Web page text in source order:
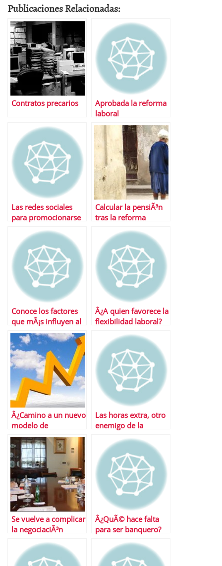
Publicaciones Relacionadas:
Contratos precarios
Aprobada la reforma
laboral
Las redes sociales
para promocionarse
Calcular la pensiÃ³n
tras la reforma
Conoce los factores
que mÃ¡s influyen al
calcular la jubilaciÃ³n
Â¿A quien favorece la
flexibilidad laboral?
Â¿Camino a un nuevo
modelo de
actualizacion salarial?
Las horas extra, otro
enemigo de la
Se vuelve a complicar
la negociaciÃ³n
Â¿QuÃ© hace falta
para ser banquero?